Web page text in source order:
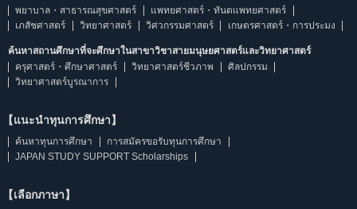
พยาบาล・สาธารณสุขศาสตร์
แพทยศาสตร์・ทันตแพทยศาสตร์
เภสัชศาสตร์
วิทยาศาสตร์ วิศวกรรมศาสตร์ เกษตรศาสตร์・การประมง
ค้นหาสถานศึกษาที่จะศึกษาในสาขาวิชาสายมนุษยศาสตร์และวิทยาศาสตร์
ครุศาสตร์・ศึกษาศาสตร์
วิทยาศาสตร์ชีวภาพ
ศิลปกรรม
วิทยาศาสตร์บูรณาการ
【แนะนำทุนการศึกษา】
ค้นหาทุนการศึกษา
การสมัครขอรับทุนการศึกษา
JAPAN STUDY SUPPORT Scholarships
【เลือกภาษา】